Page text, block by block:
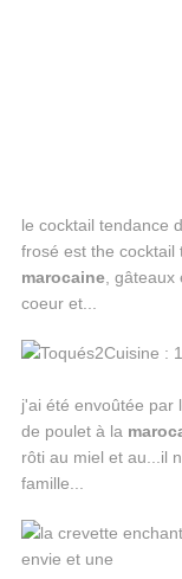
le cocktail tendance
frosé est the cocktail
marocaine, gâteaux
coeur et...
j'ai été envoûtée par
de poulet à la
rôti au miel et au...il
famille...